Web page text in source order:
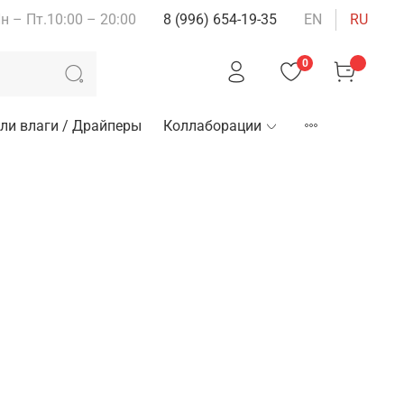
– Пт.10:00 – 20:00 8 (996) 654-19-35 EN RU
0
влаги / Драйперы Коллаборации